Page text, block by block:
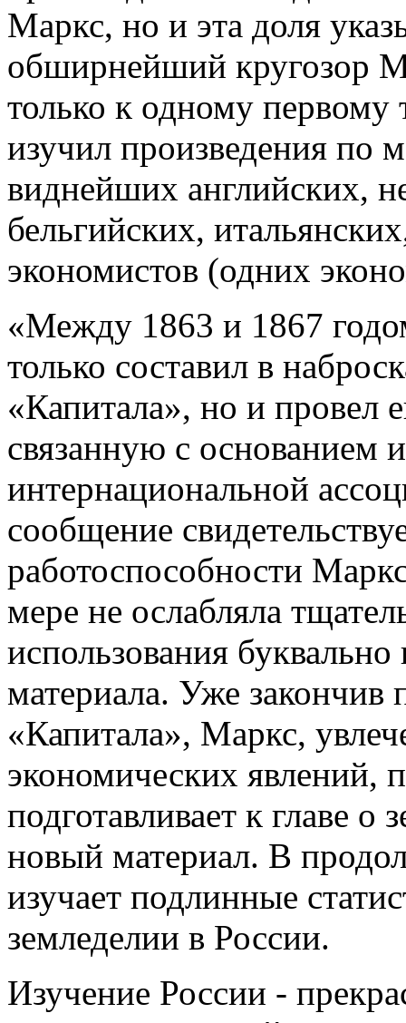
Маркс, но и эта доля
обширнейший кругозор
только к одному
изучил произведения по
виднейших английских,
бельгийских,
экономистов (одних
«Между 1863 и 1867
только составил в
«Капитала», но и провел
связанную с основанием
интернациональной
сообщение
работоспособности
мере не ослабляла
использования
материала. Уже закончив
«Капитала», Маркс,
экономических явлений,
подготавливает к главе
новый материал. В
изучает подлинные
земледелии в России.
Изучение России -